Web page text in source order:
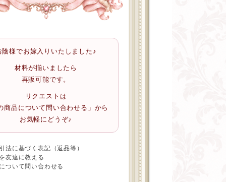
陰様でお嫁入りいたしました♪
材料が揃いましたら
再販可能です。
リクエストは
商品について問い合わせる」から
お気軽にどうぞ♪
法に基づく表記（返品等）
友達に教える
ついて問い合わせる